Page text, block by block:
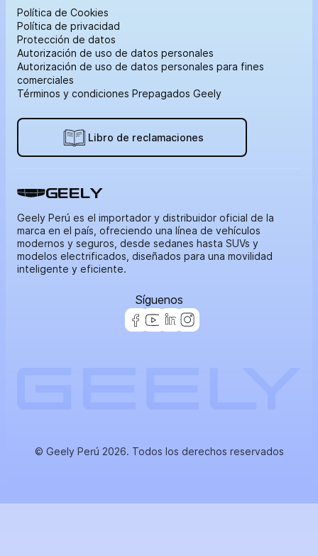
Política de Cookies
Política de privacidad
Protección de datos
Autorización de uso de datos personales
Autorización de uso de datos personales para fines
comerciales
Términos y condiciones Prepagados Geely
Libro de reclamaciones
GEELY
Geely Perú es el importador y distribuidor oficial de la
marca en el país, ofreciendo una línea de vehículos
modernos y seguros, desde sedanes hasta SUVs y
modelos electrificados, diseñados para una movilidad
inteligente y eficiente.
Síguenos
© Geely Perú 2026. Todos los derechos reservados